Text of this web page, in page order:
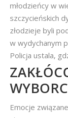
młodzieńcy w
szczycieńskich
złodzieje byli
w wydychanym
Policja ustala,
Emocje